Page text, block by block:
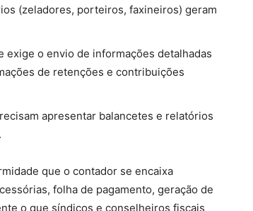
(zeladores, porteiros, faxineiros) geram
exige o envio de informações detalhadas
de retenções e contribuições
apresentar balancetes e relatórios
que o contador se encaixa
folha de pagamento, geração de
o que síndicos e conselheiros fiscais